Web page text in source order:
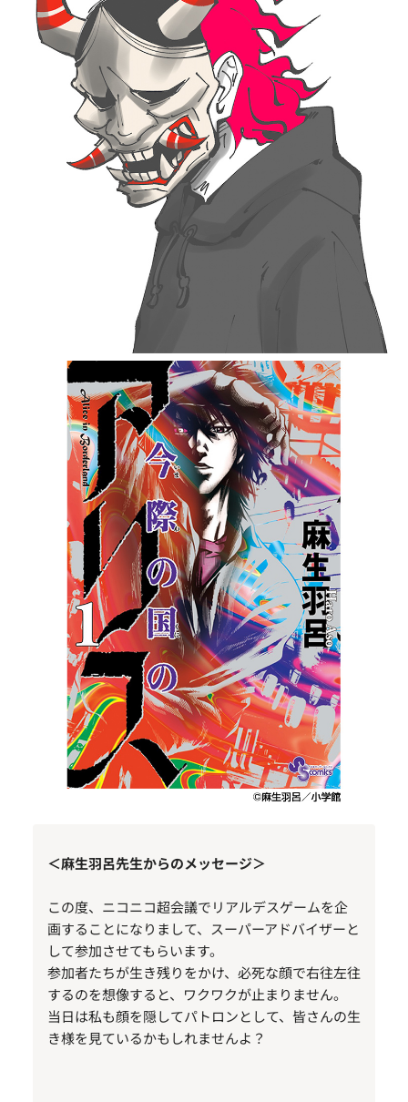
＜麻生羽呂先生からのメッセージ＞
この度、ニコニコ超会議でリアルデスゲームを企
画することになりまして、スーパーアドバイザーと
して参加させてもらいます。
参加者たちが生き残りをかけ、必死な顔で右往左往
するのを想像すると、ワクワクが止まりません。
当日は私も顔を隠してパトロンとして、皆さんの生
き様を見ているかもしれませんよ？